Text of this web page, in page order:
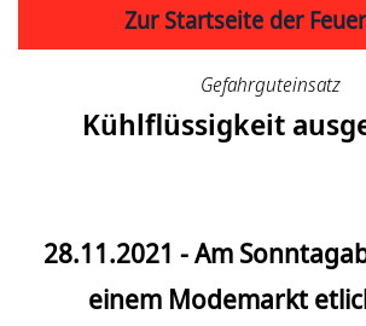
Zur Startseite der
Gefahrguteinsatz
Kühlflüssigkeit
28.11.2021 - Am
einem Modemarkt